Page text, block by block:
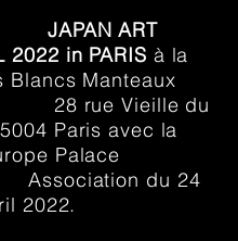
ART
2022 in PARIS à la
Blancs Manteaux
rue Vieille du
Paris avec la
Palace
du 24
2022.